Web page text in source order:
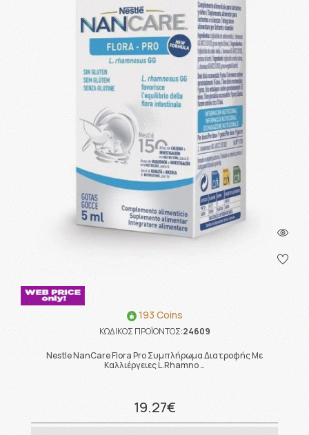
193 Coins
ΚΩΔΙΚΟΣ ΠΡΟΪΟΝΤΟΣ:24609
Nestle NanCare Flora Pro Συμπλήρωμα Διατροφής Με
Καλλιέργειες L.Rhamno …
19.27€